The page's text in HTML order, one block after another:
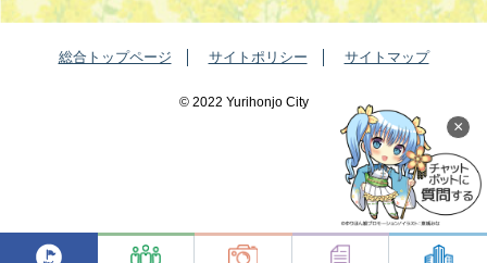
×
総合トップページ サイトポリシー サイトマップ
©️ 2022 Yurihonjo City